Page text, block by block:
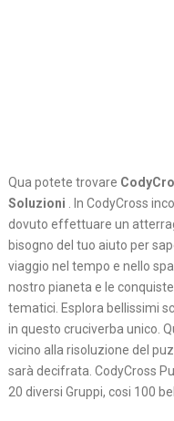
Qua potete trovare
Soluzioni . In CodyCross
dovuto effettuare un
bisogno del tuo aiuto per
viaggio nel tempo e nello
nostro pianeta e le
tematici. Esplora bellissimi
in questo cruciverba unico.
vicino alla risoluzione del
sarà decifrata. CodyCross
20 diversi Gruppi, cosi 100